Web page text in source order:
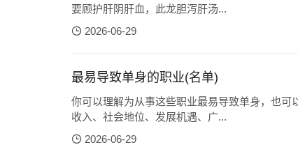
要顾护肝阴肝血，此龙胆泻肝汤...
2026-06-29
最易导致单身的职业(名单)
你可以理解为从事这些职业最易导致单身，也
收入、社会地位、发展机遇、广...
2026-06-29